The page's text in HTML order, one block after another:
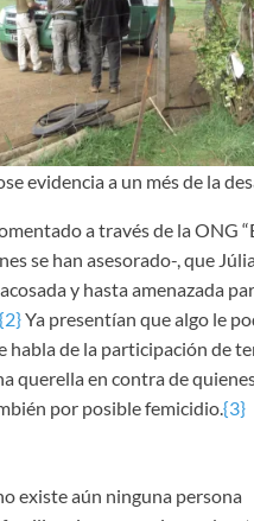
evidencia a un més de la
a través de la ONG
se han asesorado-, que
y hasta amenazada
{2}Ya presentían que algo le
habla de la participación de
querella en contra de
por posible femicidio.{3}
existe aún ninguna persona